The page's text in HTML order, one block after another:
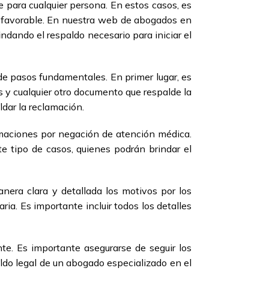
cualquier persona. En estos casos, es
En nuestra web de abogados en
el respaldo necesario para iniciar el
pasos fundamentales. En primer lugar, es
cualquier otro documento que respalde la
la reclamación.
por negación de atención médica.
tipo de casos, quienes podrán brindar el
clara y detallada los motivos por los
Es importante incluir todos los detalles
Es importante asegurarse de seguir los
legal de un abogado especializado en el